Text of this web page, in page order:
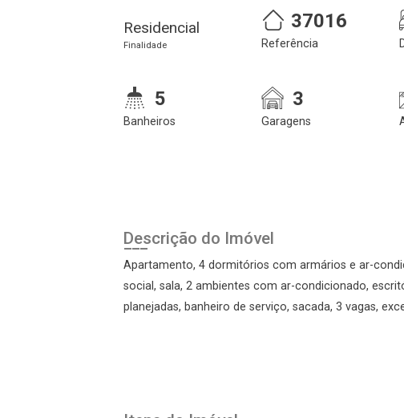
Residencial
Finalidade
37016
Referência
5
Banheiros
3
Garagens
Descrição do Imóvel
Apartamento, 4 dormitórios com armários e ar-
social, sala, 2 ambientes com ar-condicionado,
planejadas, banheiro de serviço, sacada, 3 vagas,08/